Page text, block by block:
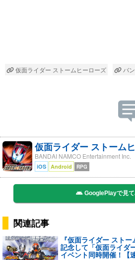
仮面ライダー ストームヒーローズ バ
仮面ライダー ストーム
BANDAI NAMCO Entertainment Inc.
iOS Android RPG
GooglePlayで見
関連記事
『仮面ライダー スト
記念して「仮面ライダ
イベント同時開催！【